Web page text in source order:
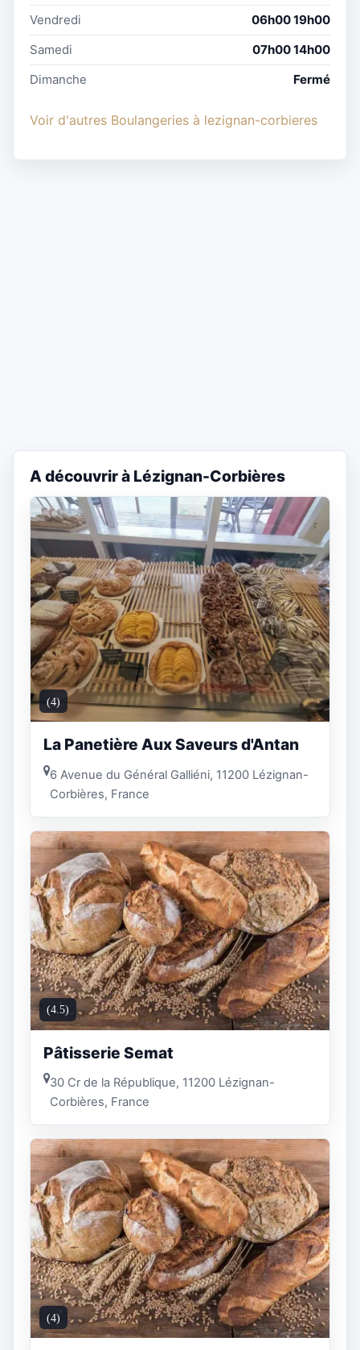
Vendredi
06h00 19h00
Samedi
07h00 14h00
Dimanche
Fermé
Voir d'autres Boulangeries à lezignan-corbieres
A découvrir à Lézignan-Corbières
(4)
La Panetière Aux Saveurs d'Antan
6 Avenue du Général Galliéni, 11200 Lézignan-
Corbières, France
(4.5)
Pâtisserie Semat
30 Cr de la République, 11200 Lézignan-
Corbières, France
(4)